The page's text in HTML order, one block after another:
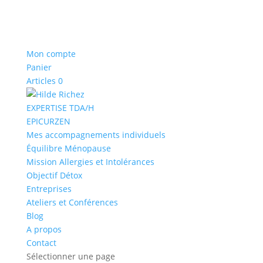
Mon compte
Panier
Articles 0
EXPERTISE TDA/H
EPICURZEN
Mes accompagnements individuels
Équilibre Ménopause
Mission Allergies et Intolérances
Objectif Détox
Entreprises
Ateliers et Conférences
Blog
A propos
Contact
Sélectionner une page